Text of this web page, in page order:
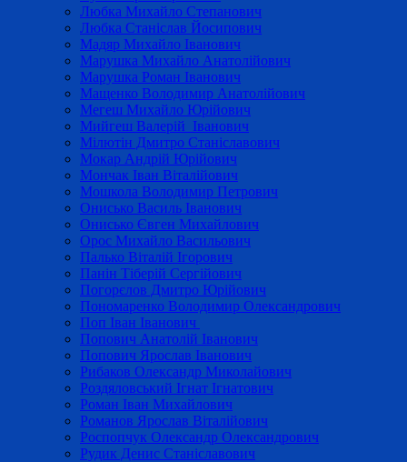
Любка Михайло Степанович
Любка Станіслав Йосипович
Мадяр Михайло Іванович
Марушка Михайло Анатолійович
Марушка Роман Іванович
Мащенко Володимир Анатолійович
Мегеш Михайло Юрійович
Мийгеш Валерій Іванович
Мілютін Дмитро Станіславович
Мокар Андрій Юрійович
Мончак Іван Віталійович
Мошкола Володимир Петрович
Онисько Василь Іванович
Онисько Євген Михайлович
Орос Михайло Васильович
Палько Віталій Ігорович
Панін Тіберій Сергійович
Погорєлов Дмитро Юрійович
Пономаренко Володимир Олександрович
Поп Іван Іванович
Попович Анатолій Іванович
Попович Ярослав Іванович
Рибаков Олександр Миколайович
Роздяловський Ігнат Ігнатович
Роман Іван Михайлович
Романов Ярослав Віталійович
Роспопчук Олександр Олександрович
Рудик Денис Станіславович